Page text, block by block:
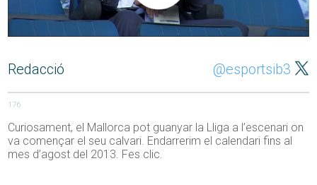
Redacció @esportsib3
176
Curiosament, el Mallorca pot guanyar la Lliga a l’escenari on
va començar el seu calvari. Endarrerim el calendari fins al
mes d’agost del 2013. Fes clic.